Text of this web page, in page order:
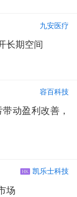
九安医疗
长期空间
容百科技
动盈利改善，
HK 凯乐士科技
场